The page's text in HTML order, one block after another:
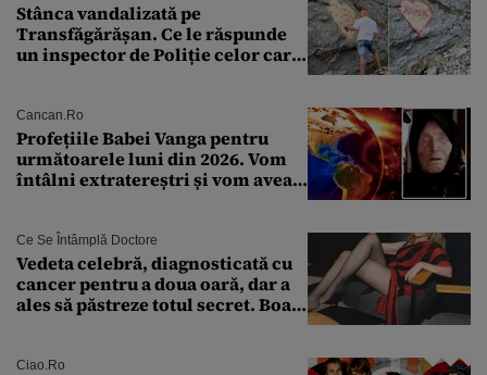
Stânca vandalizată pe
Transfăgărășan. Ce le răspunde
un inspector de Poliție celor care
Cancan.ro
Profețiile Babei Vanga pentru
următoarele luni din 2026. Vom
întâlni extratereștri și vom avea
Ce Se Întâmplă Doctore
Vedeta celebră, diagnosticată cu
cancer pentru a doua oară, dar a
ales să păstreze totul secret. Boala
Ciao.ro